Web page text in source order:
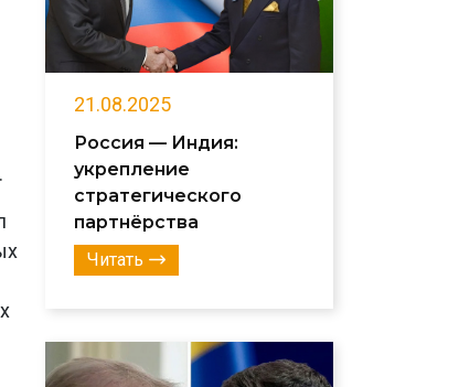
21.08.2025
Россия — Индия:
укрепление
стратегического
партнёрства
Читать